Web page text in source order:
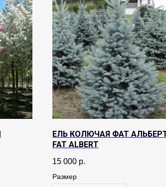
ЕЛЬ КОЛЮЧАЯ ФАТ
FAT ALBERT
15 000 р.
Размер